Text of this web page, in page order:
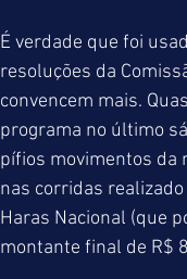
É verdade que foi
resoluções da
convencem mais.
programa no último
pífios movimentos da
nas corridas
Haras Nacional (que
montante final de R$